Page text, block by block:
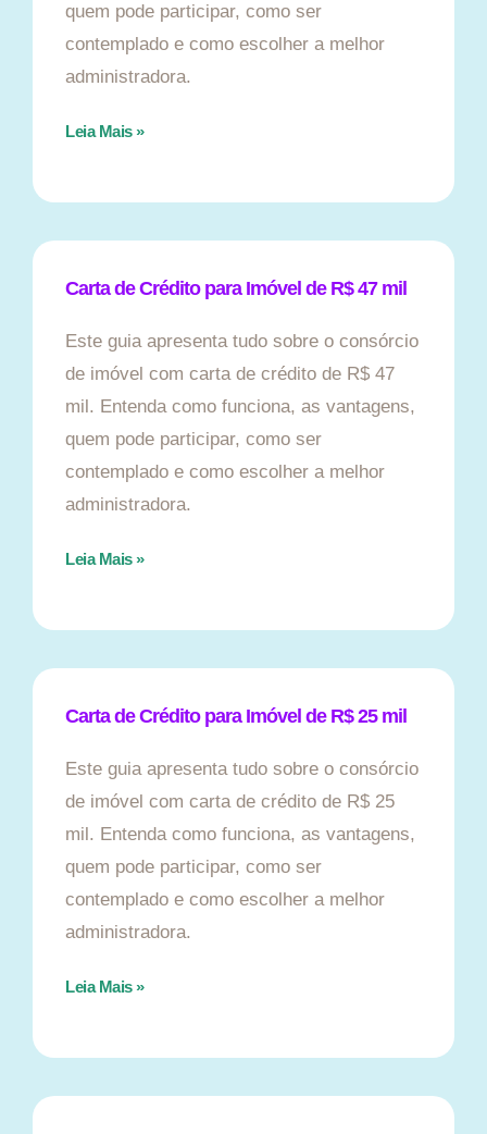
quem pode participar, como ser
contemplado e como escolher a melhor
administradora.
Leia Mais »
Carta de Crédito para Imóvel de R$ 47 mil
Este guia apresenta tudo sobre o consórcio
de imóvel com carta de crédito de R$ 47
mil. Entenda como funciona, as vantagens,
quem pode participar, como ser
contemplado e como escolher a melhor
administradora.
Leia Mais »
Carta de Crédito para Imóvel de R$ 25 mil
Este guia apresenta tudo sobre o consórcio
de imóvel com carta de crédito de R$ 25
mil. Entenda como funciona, as vantagens,
quem pode participar, como ser
contemplado e como escolher a melhor
administradora.
Leia Mais »